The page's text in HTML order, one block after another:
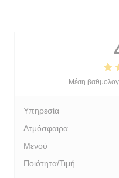
Μέση
Υπηρεσία
Ατμόσφαιρα
Μενού
Ποιότητα/Τιμή